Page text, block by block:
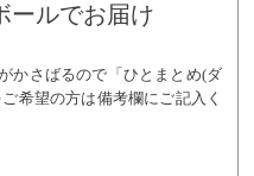
ールでお届け
かさばるので「ひとまとめ(ダ
希望の方は備考欄にご記入く